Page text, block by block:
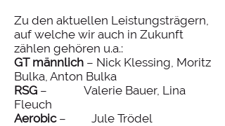
Zu den aktuellen Leistungsträgern,
auf welche wir auch in Zukunft
zählen gehören u.a.:
GT männlich – Nick Klessing, Moritz
Bulka, Anton Bulka
RSG – Valerie Bauer, Lina
Fleuch
Aerobic – Jule Trödel